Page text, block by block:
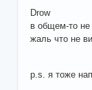
Drow
в общем-то
жаль что не
p.s. я тоже